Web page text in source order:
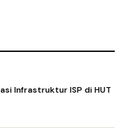
Infrastruktur ISP di HUT